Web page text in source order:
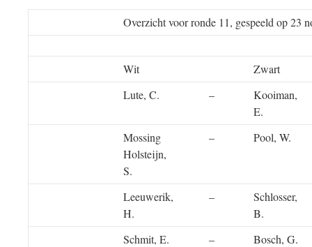
Overzicht voor ronde 11, gespeeld op 23
Wit
Zwart
Lute, C.
–
Kooiman,
E.
Mossing
Holsteijn,
S.
– Pool, W.
Leeuwerik,
H.
–
Schlosser,
B.
Schmit, E.
–
Bosch, G.